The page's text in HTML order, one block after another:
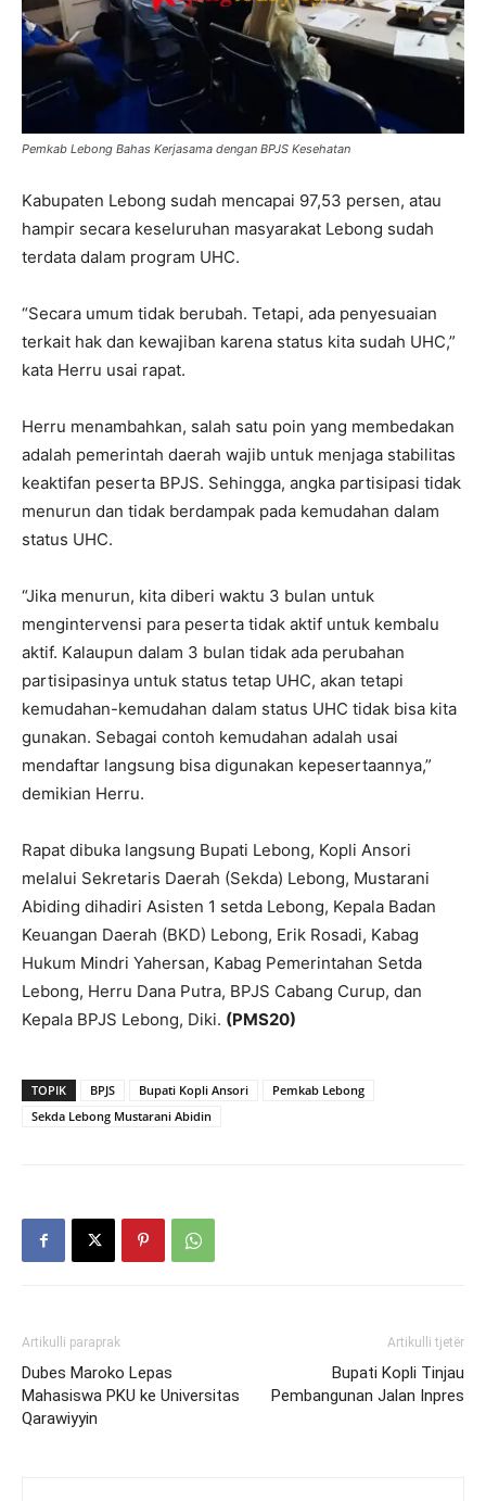
Pemkab Lebong Bahas Kerjasama dengan BPJS Kesehatan
Kabupaten Lebong sudah mencapai 97,53 persen, atau
hampir secara keseluruhan masyarakat Lebong sudah
terdata dalam program UHC.
“Secara umum tidak berubah. Tetapi, ada penyesuaian
terkait hak dan kewajiban karena status kita sudah UHC,”
kata Herru usai rapat.
Herru menambahkan, salah satu poin yang membedakan
adalah pemerintah daerah wajib untuk menjaga stabilitas
keaktifan peserta BPJS. Sehingga, angka partisipasi tidak
menurun dan tidak berdampak pada kemudahan dalam
status UHC.
“Jika menurun, kita diberi waktu 3 bulan untuk
mengintervensi para peserta tidak aktif untuk kembalu
aktif. Kalaupun dalam 3 bulan tidak ada perubahan
partisipasinya untuk status tetap UHC, akan tetapi
kemudahan-kemudahan dalam status UHC tidak bisa kita
gunakan. Sebagai contoh kemudahan adalah usai
mendaftar langsung bisa digunakan kepesertaannya,”
demikian Herru.
Rapat dibuka langsung Bupati Lebong, Kopli Ansori
melalui Sekretaris Daerah (Sekda) Lebong, Mustarani
Abiding dihadiri Asisten 1 setda Lebong, Kepala Badan
Keuangan Daerah (BKD) Lebong, Erik Rosadi, Kabag
Hukum Mindri Yahersan, Kabag Pemerintahan Setda
Lebong, Herru Dana Putra, BPJS Cabang Curup, dan
Kepala BPJS Lebong, Diki. (PMS20)
TOPIK BPJS Bupati Kopli Ansori
Pemkab Lebong
Sekda Lebong Mustarani Abidin
Artikulli paraprak
Dubes Maroko Lepas
Mahasiswa PKU ke Universitas
Qarawiyyin
Artikulli tjetër
Bupati Kopli Tinjau
Pembangunan Jalan Inpres